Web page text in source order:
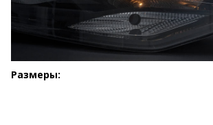
Размеры: